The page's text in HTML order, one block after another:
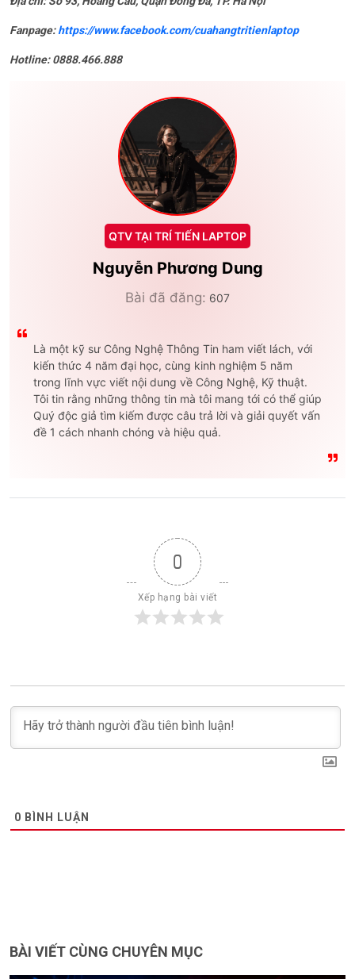
Fanpage:https://www.facebook.com/cuahangtritienlaptop
Hotline: 0888.466.888
QTV TẠI TRÍ TIẾN LAPTOP
Nguyễn Phương Dung
Bài đã đăng: 607
Là một kỹ sư Công Nghệ Thông Tin ham viết lách, với
kiến thức 4 năm đại học, cùng kinh nghiệm 5 năm
trong lĩnh vực viết nội dung về Công Nghệ, Kỹ thuật.
Tôi tin rằng những thông tin mà tôi mang tới có thể giúp
Quý độc giả tìm kiếm được câu trả lời và giải quyết vấn
đề 1 cách nhanh chóng và hiệu quả.
0
Xếp hạng bài viết
0 BÌNH LUẬN
BÀI VIẾT CÙNG CHUYÊN MỤC